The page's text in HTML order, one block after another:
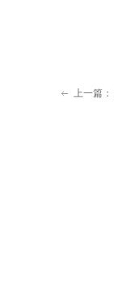
ꂃ 上一篇：